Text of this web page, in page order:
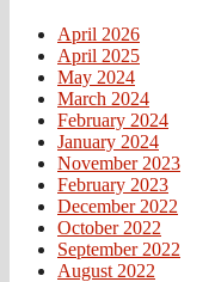
April 2026
April 2025
May 2024
March 2024
February 2024
January 2024
November 2023
February 2023
December 2022
October 2022
September 2022
August 2022